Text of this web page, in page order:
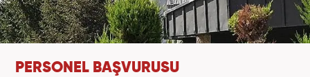
PERSONEL BAŞVURUSU